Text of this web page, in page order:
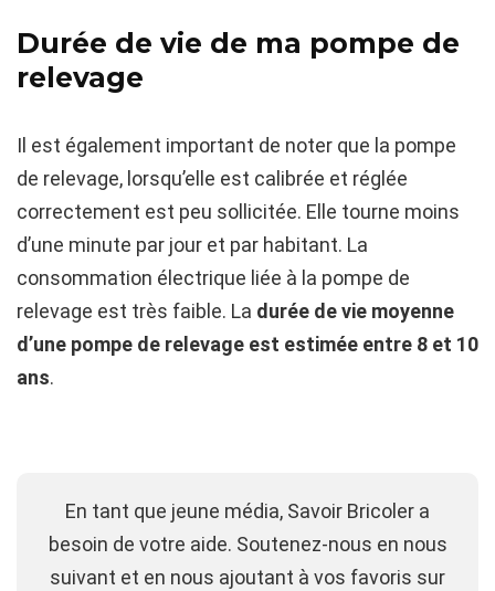
Durée de vie de ma pompe de
relevage
Il est également important de noter que la pompe
de relevage, lorsqu’elle est calibrée et réglée
correctement est peu sollicitée. Elle tourne moins
d’une minute par jour et par habitant. La
consommation électrique liée à la pompe de
relevage est très faible. La durée de vie moyenne
d’une pompe de relevage est estimée entre 8 et 10
ans.
En tant que jeune média, Savoir Bricoler a
besoin de votre aide. Soutenez-nous en nous
suivant et en nous ajoutant à vos favoris sur